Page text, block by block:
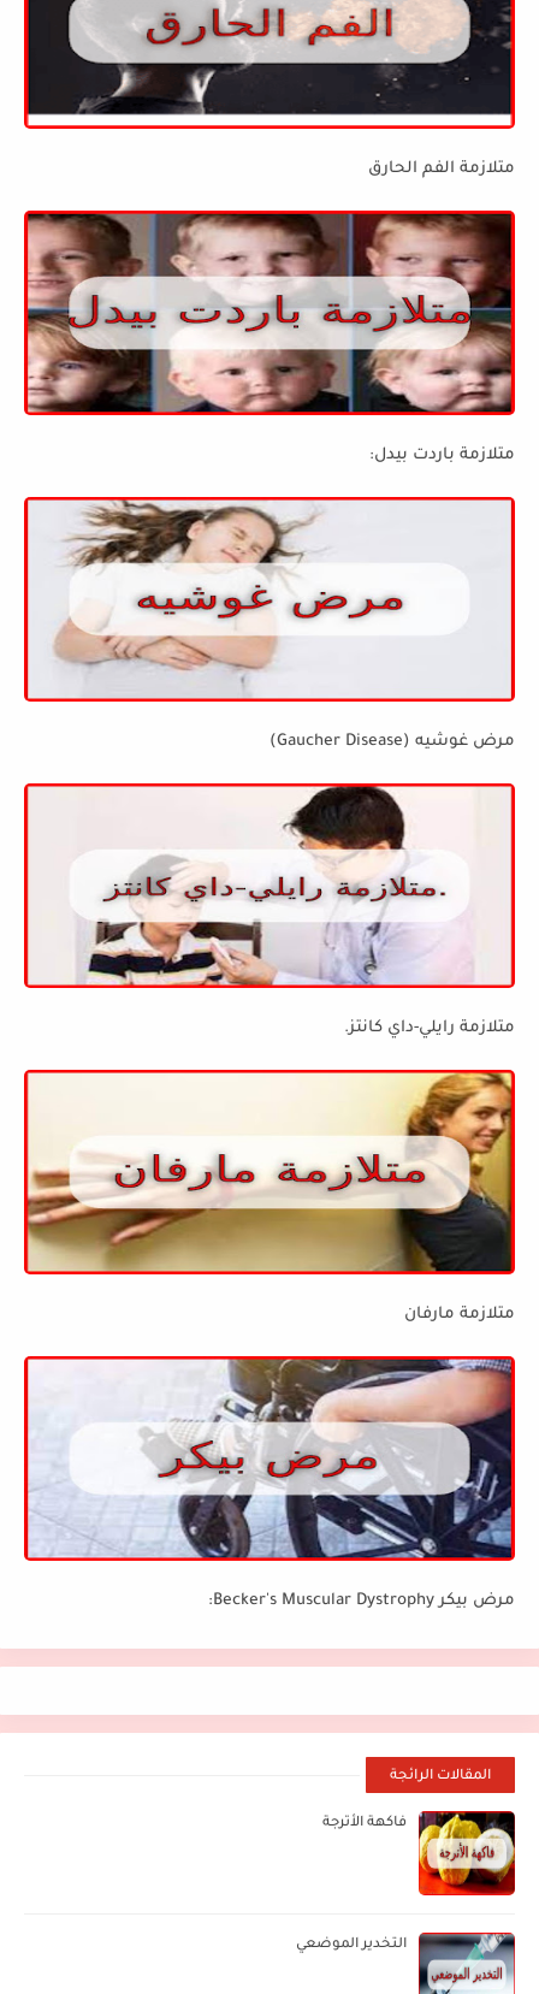
متلازمة الفم الحارق
متلازمة باردت بيدل:
مرض غوشيه (Gaucher Disease)
متلازمة رايلي-داي كانتز.
متلازمة مارفان
مرض بيكر Becker's Muscular Dystrophy:
المقالات الرائجة
فاكهة الأترجة
التخدير الموضعي